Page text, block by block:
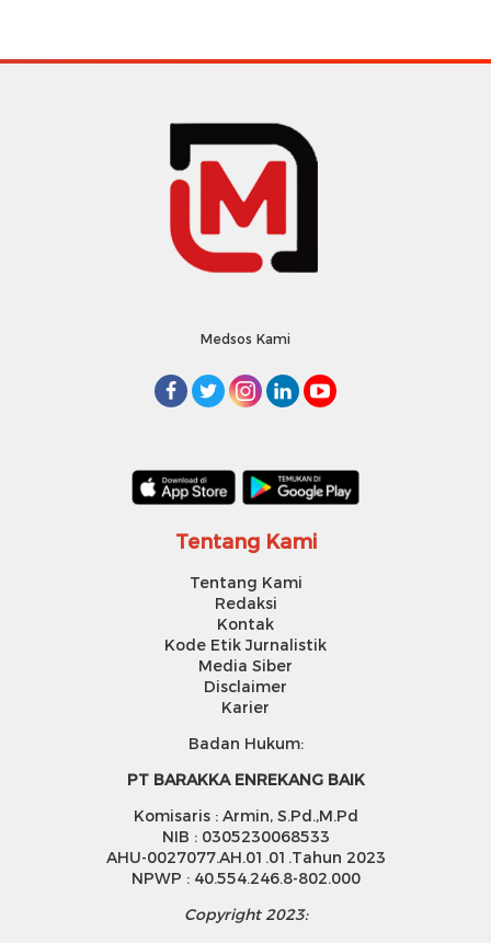
Medsos Kami
Tentang Kami
Tentang Kami
Redaksi
Kontak
Kode Etik Jurnalistik
Media Siber
Disclaimer
Karier
Badan Hukum:
PT BARAKKA ENREKANG BAIK
Komisaris : Armin, S.Pd.,M.Pd
NIB : 0305230068533
AHU-0027077.AH.01.01.Tahun 2023
NPWP : 40.554.246.8-802.000
Copyright 2023: